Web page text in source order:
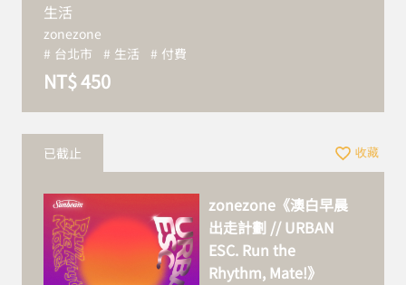
生活
zonezone
台北市
生活 付費
NT$ 450
已截止 收藏
zonezone《澳白早晨
出走計劃 // URBAN
ESC. Run the
Rhythm, Mate!》